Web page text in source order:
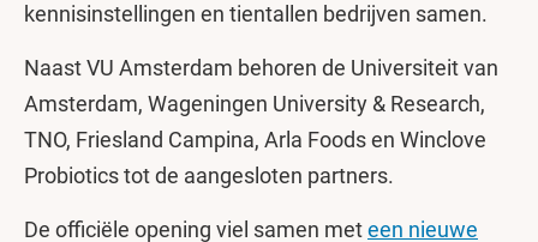
kennisinstellingen en tientallen bedrijven samen.
Naast VU Amsterdam behoren de Universiteit van
Amsterdam, Wageningen University & Research,
TNO, Friesland Campina, Arla Foods en Winclove
Probiotics tot de aangesloten partners.
De officiële opening viel samen meteen nieuwe